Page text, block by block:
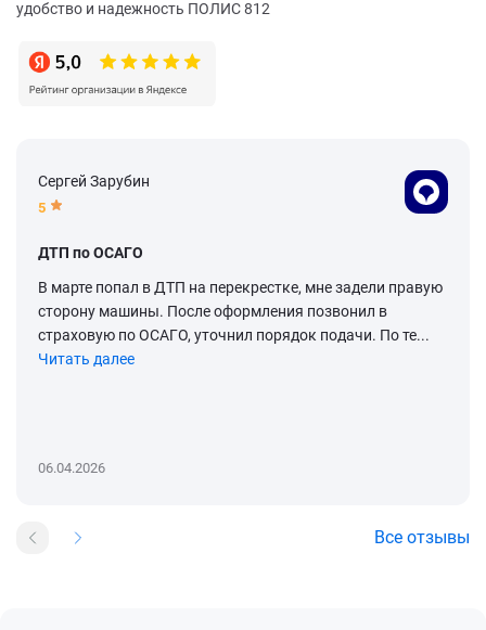
удобство и надежность ПОЛИС 812
Сергей Зарубин
5
ДТП по ОСАГО
В марте попал в ДТП на перекрестке, мне задели правую
сторону машины. После оформления позвонил в
страховую по ОСАГО, уточнил порядок подачи. По те...
Читать далее
06.04.2026
Все отзывы